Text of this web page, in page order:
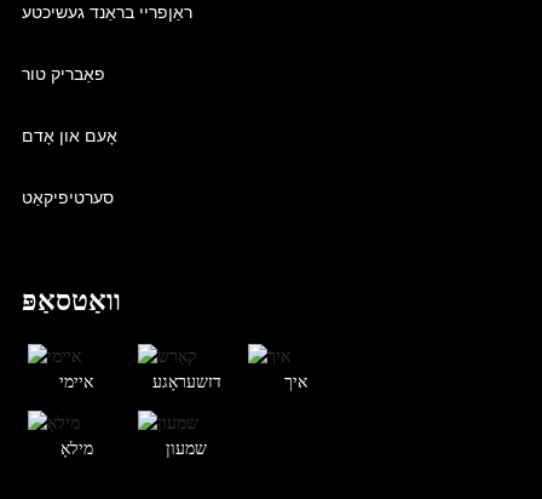
ראַןפריי בראַנד געשיכטע
פאַבריק טור
אָעם און אָדם
סערטיפיקאַט
וואַטסאַפּ
איימי דזשעראָגע איך
מילאָ שמעון